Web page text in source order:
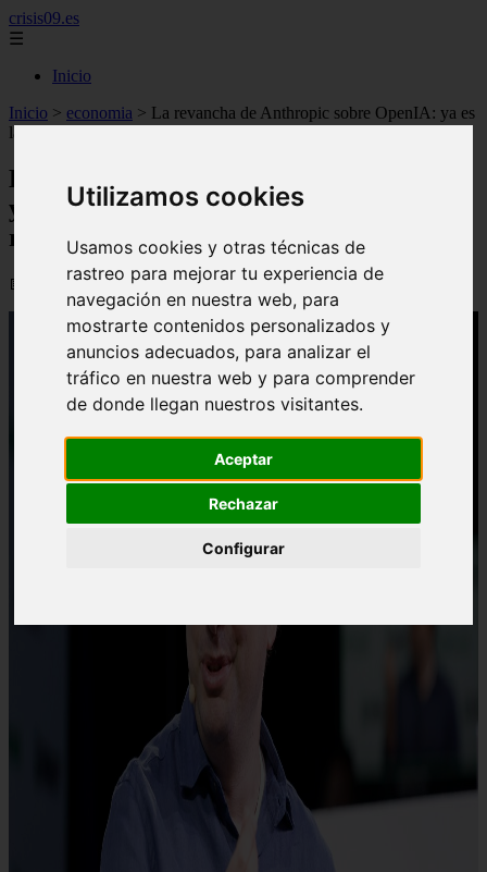
Utilizamos cookies
Usamos cookies y otras técnicas de
rastreo para mejorar tu experiencia de
navegación en nuestra web, para
mostrarte contenidos personalizados y
anuncios adecuados, para analizar el
tráfico en nuestra web y para comprender
de donde llegan nuestros visitantes.
Aceptar
Rechazar
Configurar
crisis09.es
☰
Inicio
Inicio > economia > La revancha de Anthropic sobre OpenIA: ya es
la compañía de IA más valiosa y roza el billón de dólares
La revancha de Anthropic sobre OpenIA:
ya es la compañía de IA más valiosa y
roza el billón de dólares
📅 29/05/2026